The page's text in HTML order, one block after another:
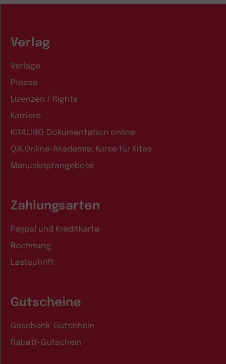
Verlag
Verlage
Presse
Lizenzen / Rights
Karriere
KITALINO: Dokumentation online
QiK Online-Akademie: Kurse für Kitas
Manuskriptangebote
Zahlungsarten
Paypal und Kreditkarte
Rechnung
Lastschrift
Gutscheine
Geschenk-Gutschein
Rabatt-Gutschein